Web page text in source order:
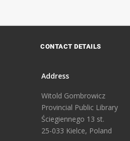
CONTACT DETAILS
Address
Witold Gombrowicz
Provincial Public Library
Ściegiennego 13 st.
25-033 Kielce, Poland